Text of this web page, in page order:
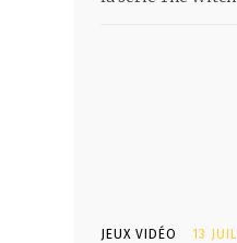
JEUX VIDÉO 13